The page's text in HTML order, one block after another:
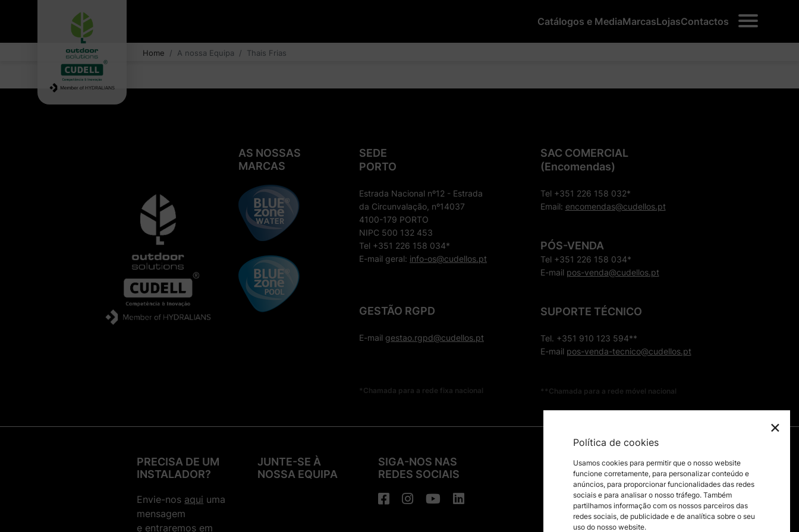
Catálogos e MediaMarcasLojasContactos
Home A nossa Equipa Thais Frias
AS NOSSAS
MARCAS
SEDE
PORTO
Estrada Nacional nº12 - Estrada
da Circunvalação, nº14037
4100-179 PORTO
NIPC 500 132 453
Tel +351 226 158 034*
E-mail geral: info-os@cudellos.pt
GESTÃO RGPD
E-mail gestao.rgpd@cudellos.pt
*Chamada para a rede fixa nacional
SAC COMERCIAL
(Encomendas)
Tel +351 226 158 032*
Email: encomendas@cudellos.pt
PÓS-VENDA
Tel +351 226 158 034*
E-mail pos-venda@cudellos.pt
SUPORTE TÉCNICO
Tel. +351 910 123 594**
E-mail pos-venda-tecnico@cudellos.pt
**Chamada para a rede móvel nacional
PRECISA DE UM
INSTALADOR?
Envie-nos aqui uma
mensagem
e entraremos em
JUNTE-SE À
NOSSA EQUIPA
SIGA-NOS NAS
REDES SOCIAIS
×
Política de cookies
Usamos cookies para permitir que o nosso website
funcione corretamente, para personalizar conteúdo e
anúncios, para proporcionar funcionalidades das redes
sociais e para analisar o nosso tráfego. Também
partilhamos informação com os nossos parceiros das
redes sociais, de publicidade e de analítica sobre o seu
uso do nosso website.